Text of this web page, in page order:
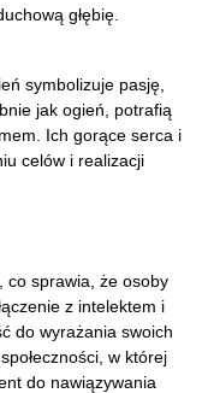
głębię.
symbolizuje pasję,
jak ogień, potrafią
Ich gorące serca i
celów i realizacji
co sprawia, że osoby
z intelektem i
do wyrażania swoich
w której
do nawiązywania